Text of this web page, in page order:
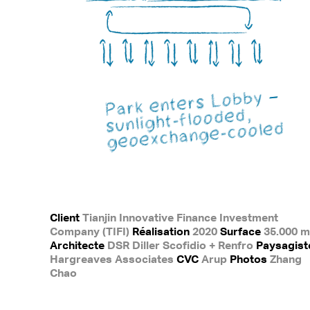
Client Tianjin Innovative Finance Investment
Company (TIFI) Réalisation2020 Surface 35.000
Architecte DSR Diller Scofidio + Renfro
Hargreaves Associates CVC Arup Photos Zhang
Chao